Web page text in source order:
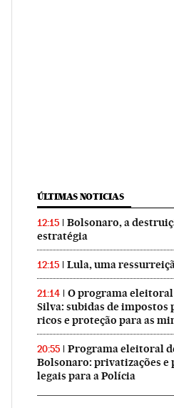
ÚLTIMAS NOTICIAS
12:15
Bolsonaro, a
estratégia
12:15 Lula, uma
21:14
O programa eleitoral
Silva: subidas de impostos
ricos e proteção para as
20:55
Programa eleitoral
Bolsonaro: privatizações e
legais para a Polícia